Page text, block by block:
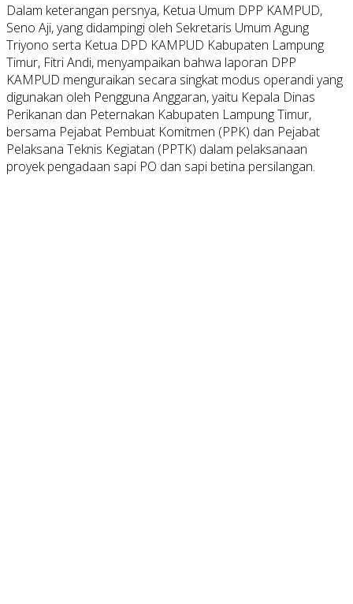
Dalam keterangan persnya, Ketua Umum DPP KAMPUD,
Seno Aji, yang didampingi oleh Sekretaris Umum Agung
Triyono serta Ketua DPD KAMPUD Kabupaten Lampung
Timur, Fitri Andi, menyampaikan bahwa laporan DPP
KAMPUD menguraikan secara singkat modus operandi yang
digunakan oleh Pengguna Anggaran, yaitu Kepala Dinas
Perikanan dan Peternakan Kabupaten Lampung Timur,
bersama Pejabat Pembuat Komitmen (PPK) dan Pejabat
Pelaksana Teknis Kegiatan (PPTK) dalam pelaksanaan
proyek pengadaan sapi PO dan sapi betina persilangan.